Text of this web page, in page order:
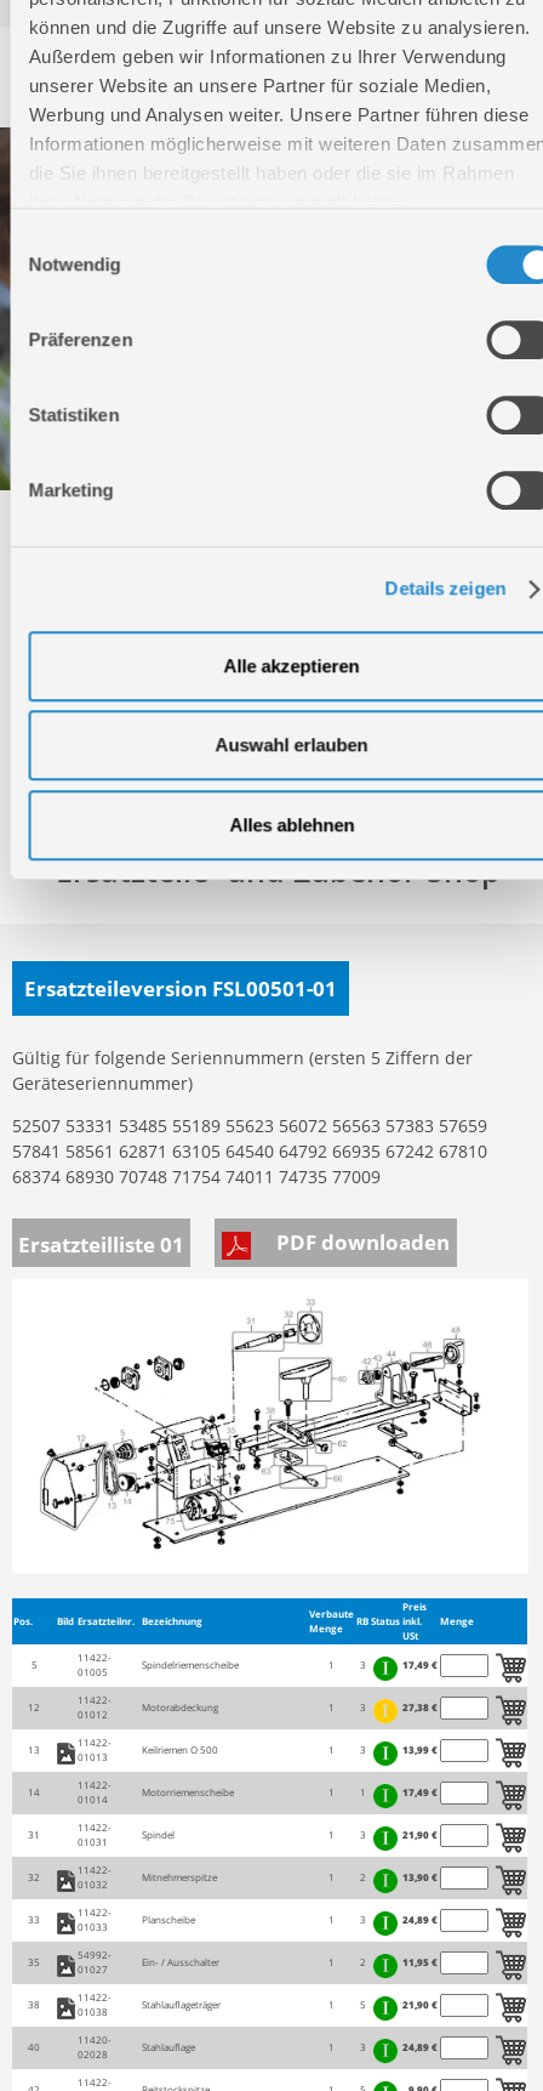
können und die Zugriffe auf unsere Website zu analysieren.
Außerdem geben wir Informationen zu Ihrer Verwendung
unserer Website an unsere Partner für soziale Medien,
Werbung und Analysen weiter. Unsere Partner führen diese
Informationen möglicherweise mit weiteren Daten
die Sie ihnen bereitgestellt haben oder die sie im Rahmen
Notwendig
Präferenzen
Statistiken
Marketing
Details zeigen
Alle akzeptieren
Auswahl erlauben
Alles ablehnen
Service
Bei Fragen rund um unsere Produkte und Anwendungen
Montag - Freitag
Geschlossen
Ersatzteile- und Zubehör-Shop
Ersatzteileversion FSL00501-01
Gültig für folgende Seriennummern (ersten 5 Ziffern der
Geräteseriennummer)
52507 53331 53485 55189 55623 56072 56563 57383 57659
57841 58561 62871 63105 64540 64792 66935 67242 67810
68374 68930 70748 71754 74011 74735 77009
Ersatzteilliste 01 PDF downloaden
Pos. Bild Ersatzteilnr. Bezeichnung
Verbaute
Menge
RBStatus
Preis
inkl.
USt
Menge
5
11422-
01005
Spindelriemenscheibe 1 3 17,49 €
12
11422-
01012
Motorabdeckung 1 3 27,38 €
13
11422-
01013
Keilriemen O 500 1 3 13,99 €
14
11422-
01014
Motorriemenscheibe 1 1 17,49 €
31
11422-
01031
Spindel 1 3 21,90 €
32
11422-
01032
Mitnehmerspitze 1 2 13,90 €
33
11422-
01033
Planscheibe 1 3 24,89 €
35
54992-
01027
Ein- / Ausschalter 1 2 11,95 €
38
11422-
01038
Stahlauflageträger 1 5 21,90 €
40
11420-
02028
Stahlauflage 1 3 24,89 €
11422-